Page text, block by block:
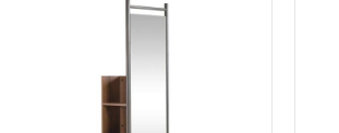
Jetzt5% Rabatt
auf Ihre erste Bestellung sichern!